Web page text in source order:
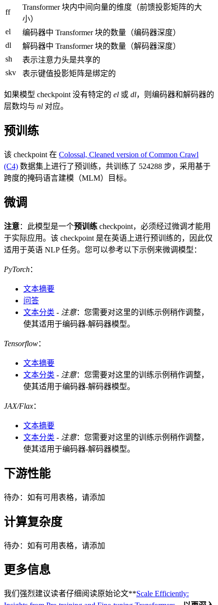
ff
Transformer 块内中间向量的维度（前馈投影矩阵的大
小）
el
编码器中 Transformer 块的数量（编码器深度）
dl
解码器中 Transformer 块的数量（解码器深度）
sh
表示注意力头是共享的
skv
表示键值投影矩阵是绑定的
如果模型 checkpoint 没有特定的 el 或 dl，则编码器和解码器的
层数均与 nl 对应。
预训练
该 checkpoint 在 Colossal, Cleaned version of Common Crawl
(C4) 数据集上进行了预训练，共训练了 524288 步，采用基于
跨度的掩码语言建模（MLM）目标。
微调
注意：此模型是一个预训练 checkpoint，必须经过微调才能用
于实际应用。该 checkpoint 是在英语上进行预训练的，因此仅
适用于英语 NLP 任务。您可以参考以下示例来微调模型：
PyTorch：
文本摘要
问答
文本分类 - 注意：您需要对这里的训练示例稍作调整，
使其适用于编码器-解码器模型。
Tensorflow：
文本摘要
文本分类 - 注意：您需要对这里的训练示例稍作调整，
使其适用于编码器-解码器模型。
JAX/Flax：
文本摘要
文本分类 - 注意：您需要对这里的训练示例稍作调整，
使其适用于编码器-解码器模型。
下游性能
待办：如有可用表格，请添加
计算复杂度
待办：如有可用表格，请添加
更多信息
我们强烈建议读者仔细阅读原始论文**Scale Efficiently: